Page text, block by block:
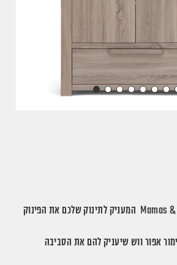
חדר ילדים מבית Mamas & Papas המעניק לתינוק שלכם את הפינוק
אפור ווש שיעניק להם את הסביבה